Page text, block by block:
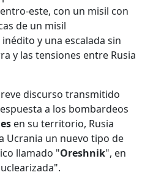
este, con un misil con
de un misil
inédito y una escalada sin
y las tensiones entre Rusia
discurso transmitido
a los bombardeos
en su territorio, Rusia
Ucrania un nuevo tipo de
llamado "Oreshnik", en